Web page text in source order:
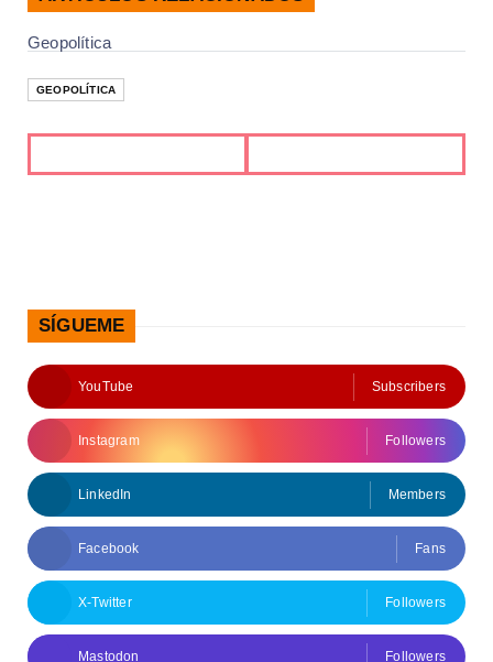
Geopolítica
GEOPOLÍTICA
SÍGUEME
YouTube Subscribers
Instagram Followers
LinkedIn Members
Facebook Fans
X-Twitter Followers
Mastodon Followers